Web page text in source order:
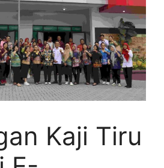
Kaji Tiru